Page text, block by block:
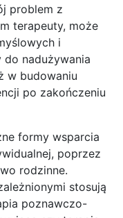
problem z
terapeuty, może
i
do nadużywania
w budowaniu
po zakończeniu
formy wsparcia
poprzez
rodzinne.
stosują
poznawczo-